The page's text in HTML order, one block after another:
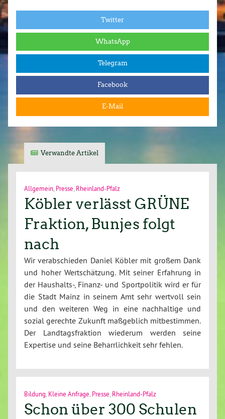
Twitter
WhatsApp
Telegram
Facebook
E-Mail
Verwandte Artikel
Allgemein, Presse, Rheinland-Pfalz
Köbler verlässt GRÜNE
Fraktion, Bunjes folgt
nach
Wir verabschieden Daniel Köbler mit großem Dank
und hoher Wertschätzung. Mit seiner Erfahrung in
der Haushalts-, Finanz- und Sportpolitik wird er für
die Stadt Mainz in seinem Amt sehr wertvoll sein
und den weiteren Weg in eine nachhaltige und
sozial gerechte Zukunft maßgeblich mitbestimmen.
Der Landtagsfraktion wiederum werden seine
Expertise und seine Beharrlichkeit sehr fehlen.
Bildung Kleine Anfrage Presse Rheinland-Pfalz
Schon über 300 Schulen